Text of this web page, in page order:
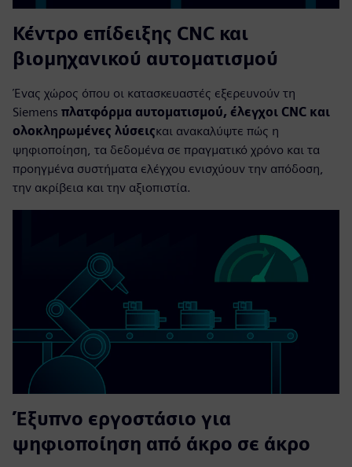
Κέντρο επίδειξης CNC και
βιομηχανικού αυτοματισμού
Ένας χώρος όπου οι κατασκευαστές εξερευνούν τη
Siemens πλατφόρμα αυτοματισμού, έλεγχοι CNC και
ολοκληρωμένες λύσειςκαι ανακαλύψτε πώς η
ψηφιοποίηση, τα δεδομένα σε πραγματικό χρόνο και τα
προηγμένα συστήματα ελέγχου ενισχύουν την απόδοση,
την ακρίβεια και την αξιοπιστία.
Έξυπνο εργοστάσιο για
ψηφιοποίηση από άκρο σε άκρο